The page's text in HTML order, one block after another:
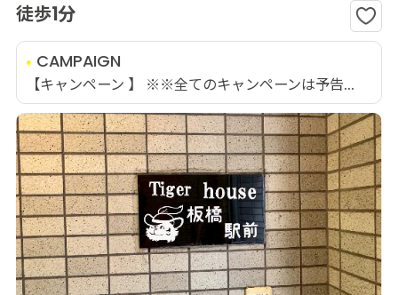
徒歩1分
CAMPAIGN
【キャンペーン 】 ※※全てのキャンペーンは予告...